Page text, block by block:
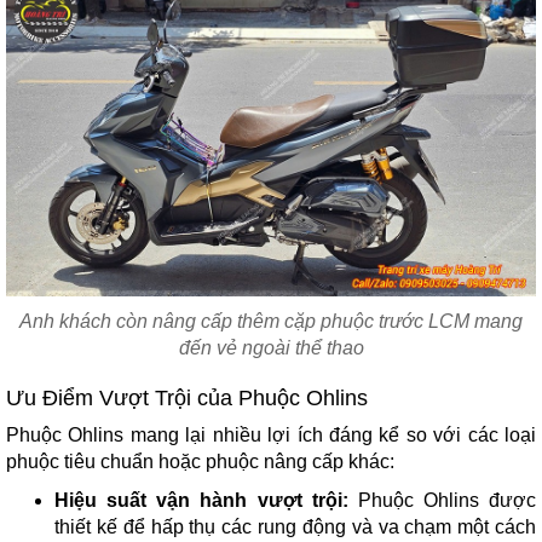
Anh khách còn nâng cấp thêm cặp phuộc trước LCM mang
đến vẻ ngoài thể thao
Ưu Điểm Vượt Trội của Phuộc Ohlins
Phuộc Ohlins mang lại nhiều lợi ích đáng kể so với các loại
phuộc tiêu chuẩn hoặc phuộc nâng cấp khác:
Hiệu suất vận hành vượt trội: Phuộc Ohlins được
thiết kế để hấp thụ các rung động và va chạm một cách